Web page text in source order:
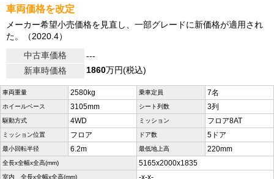
車両価格を改定
メーカー希望小売価格を見直し、一部グレードに新価格が適用され
た。（2020.4）
中古車価格
---
新車時価格
1860万円(税込)
車両重量 2580kg 乗車定員 7名
ホイールベース 3105mm シート列数 3列
駆動方式 4WD ミッション フロア8AT
ミッション位置 フロア ドア数 5ドア
最小回転半径 6.2m 最低地上高 220mm
全長x全幅x全高(mm) 5165x2000x1835
室内 全長x全幅x全高(mm)